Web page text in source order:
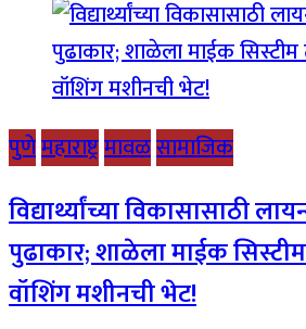
पुणेमहाराष्ट्रमावळसामाजिक
विद्यार्थ्यांच्या विकासासाठी
पुढाकार; शाळेला माईक सिस्टीम
वॉशिंग मशीनची भेट!